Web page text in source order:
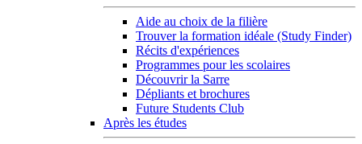
Aide au choix de la filière
Trouver la formation idéale (Study Finder)
Récits d'expériences
Programmes pour les scolaires
Découvrir la Sarre
Dépliants et brochures
Future Students Club
Après les études